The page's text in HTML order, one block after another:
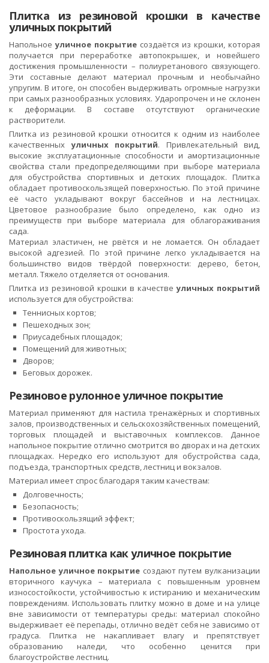
Плитка из резиновой крошки в качестве
уличных покрытий
Напольноеуличное покрытие создаётся из крошки, которая
получается при переработке автопокрышек, и новейшего
достижения промышленности – полиуретанового связующего.
Эти составные делают материал прочным и необычайно
упругим. В итоге, он способен выдерживать огромные нагрузки
при самых разнообразных условиях. Ударопрочен и не склонен
к деформации. В составе отсутствуют органические
растворители.
Плитка из резиновой крошки относится к одним из наиболее
качественныхуличных покрытий. Привлекательный вид,
высокие эксплуатационные способности и амортизационные
свойства стали предопределяющими при выборе материала
для обустройства спортивных и детских площадок. Плитка
обладает противоскользящей поверхностью. По этой причине
её часто укладывают вокруг бассейнов и на лестницах.
Цветовое разнообразие было определено, как одно из
преимуществ при выборе материала для облагораживания
сада.
Материал эластичен, не рвётся и не ломается. Он обладает
высокой адгезией. По этой причине легко укладывается на
большинство видов твёрдой поверхности: дерево, бетон,
металл. Тяжело отделяется от основания.
Плитка из резиновой крошки в качествеуличных покрытий
используется для обустройства:
Теннисных кортов;
Пешеходных зон;
Приусадебных площадок;
Помещений для животных;
Дворов;
Беговых дорожек.
Резиновое рулонное уличное покрытие
Материал применяют для настила тренажёрных и спортивных
залов, производственных и сельскохозяйственных помещений,
торговых площадей и выставочных комплексов. Данное
напольное покрытие отлично смотрится во дворах и на детских
площадках. Нередко его используют для обустройства сада,
подъезда, транспортных средств, лестниц и вокзалов.
Материал имеет спрос благодаря таким качествам:
Долговечность;
Безопасность;
Противоскользящий эффект;
Простота ухода.
Резиновая плитка как уличное покрытие
Напольное уличное покрытие создают путем вулканизации
вторичного каучука – материала с повышенным уровнем
износостойкости, устойчивостью к истиранию и механическим
повреждениям. Использовать плитку можно в доме и на улице
вне зависимости от температуры среды: материал спокойно
выдерживает её перепады, отлично ведёт себя не зависимо от
градуса. Плитка не накапливает влагу и препятствует
образованию наледи, что особенно ценится при
благоустройстве лестниц.